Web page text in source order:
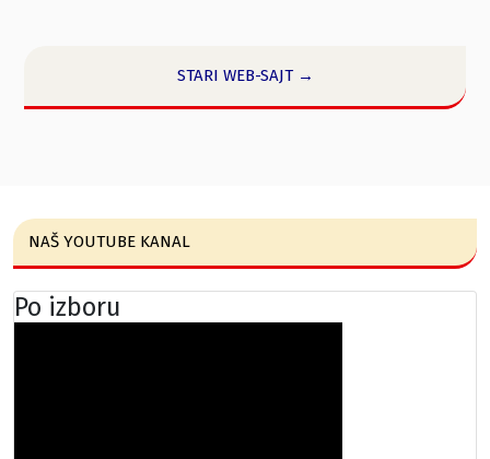
STARI WEB-SAJT →
NAŠ YOUTUBE KANAL
Po izboru